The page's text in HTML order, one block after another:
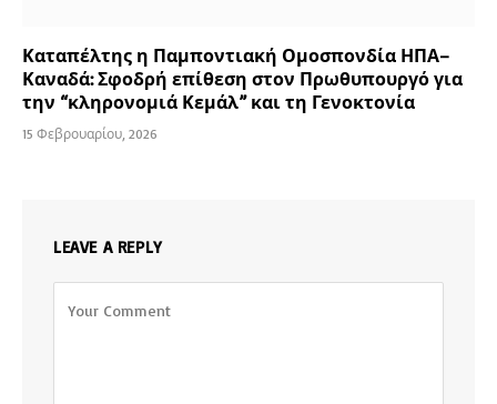
Καταπέλτης η Παμποντιακή Ομοσπονδία ΗΠΑ–
Καναδά: Σφοδρή επίθεση στον Πρωθυπουργό για
την “κληρονομιά Κεμάλ” και τη Γενοκτονία
15 Φεβρουαρίου, 2026
LEAVE A REPLY